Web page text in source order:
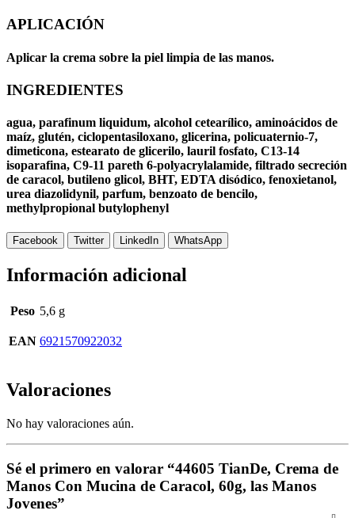
APLICACIÓN
Aplicar la crema sobre la piel limpia de las manos.
INGREDIENTES
agua, parafinum liquidum, alcohol cetearílico, aminoácidos de
maíz, glutén, ciclopentasiloxano, glicerina, policuaternio-7,
dimeticona, estearato de glicerilo, lauril fosfato, C13-14
isoparafina, C9-11 pareth 6-polyacrylalamide, filtrado secreción
de caracol, butileno glicol, BHT, EDTA disódico, fenoxietanol,
urea diazolidynil, parfum, benzoato de bencilo,
methylpropional butylophenyl
Facebook Twitter LinkedIn WhatsApp
Información adicional
Peso 5,6 g
EAN 6921570922032
Valoraciones
No hay valoraciones aún.
Sé el primero en valorar “44605 TianDe, Crema de
Manos Con Mucina de Caracol, 60g, las Manos
Jovenes”